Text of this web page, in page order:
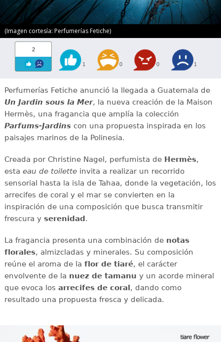
(Imagen cortesía: Perfumerías Fetiche)
2
1 0 0 1
Perfumerías Fetiche anunció la llegada a Guatemala de
Un Jardin sous la Mer, la nueva creación de la Maison
Hermès, una fragancia que amplía la colección
Parfums-Jardinscon una propuesta inspirada en los
paisajes marinos de la Polinesia.
Creada por Christine Nagel, perfumista de Hermès,
esta eau de toiletteinvita a realizar un recorrido
sensorial hasta la isla de Tahaa, donde la vegetación, los
arrecifes de coral y el mar se convierten en la
inspiración de una composición que busca transmitir
frescura y serenidad .
La fragancia presenta una combinación de notas
florales, almizcladas y minerales. Su composición
reúne el aroma de la flor de tiaré, el carácter
envolvente de la nuez de tamanu y un acorde mineral
que evoca los arrecifes de coral , dando como
resultado una propuesta fresca y delicada.